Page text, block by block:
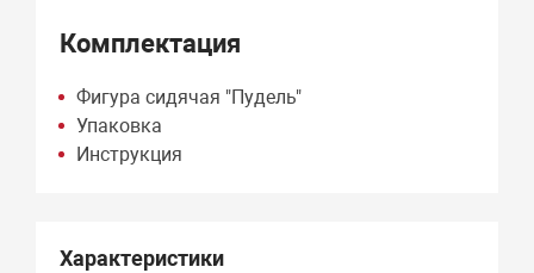
Комплектация
Фигура сидячая "Пудель"
Упаковка
Инструкция
Характеристики